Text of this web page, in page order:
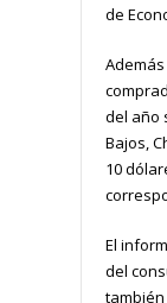
de
del año
Bajos,
10
El
del